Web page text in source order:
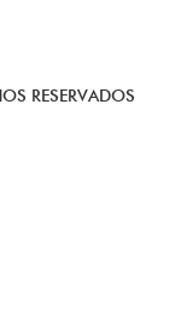
RESERVADOS